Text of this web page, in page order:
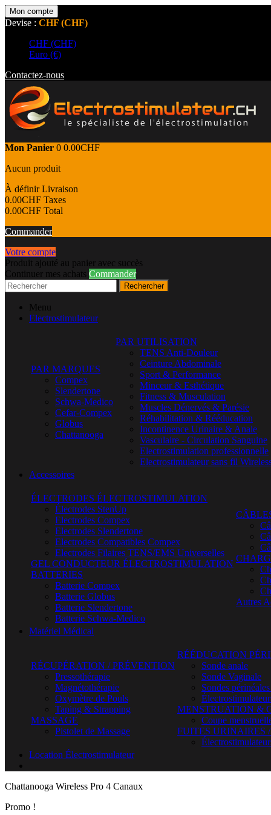
Mon compte
Devise : CHF (CHF)
CHF (CHF)
Euro (€)
Contactez-nous
Mon Panier 0 0.00CHF
Aucun produit
À définirLivraison
0.00CHF Taxes
0.00CHF Total
Commander
Votre compte
Produit ajouté au panier avec succès
Continuer mes achats Commander
Rechercher
Menu
Electrostimulateur
PAR MARQUES
Compex
Slendertone
Schwa-Medico
Cefar-Compex
Globus
Chattanooga
PAR UTILISATION
TENS Anti-Douleur
Ceinture Abdominale
Sport & Performance
Minceur & Esthétique
Fitness & Musculation
Muscles Dénervés & Parésie
Réhabilitation & Rééducation
Incontinence Urinaire & Anale
Vasculaire - Circulation Sanguine
Electrostimulation professionnelle
Electrostimulateur sans fil
Accessoires
ÉLECTRODES ÉLECTROSTIMULATION
Électrodes StenUp
Electrodes Compex
Electrodes Slendertone
Electrodes Compatibles Compex
Electrodes Filaires TENS/EMS Universelles
GEL CONDUCTEUR ÉLECTROSTIMULATION
BATTERIES
Batterie Compex
Batterie Globus
Batterie Slendertone
Batterie Schwa-Medico
Autres
Matériel Médical
RÉCUPÉRATION / PRÉVENTION
Pressothérapie
Magnétothérapie
Oxymètre de Pouls
Taping & Strapping
MASSAGE
Pistolet de Massage
RÉÉDUCATION
Sonde anale
Sonde Vaginale
Sondes
MENSTRUATION &
Coupe
FUITES URINAIRES
Location Électrostimulateur
Chattanooga Wireless Pro 4 Canaux
Promo !